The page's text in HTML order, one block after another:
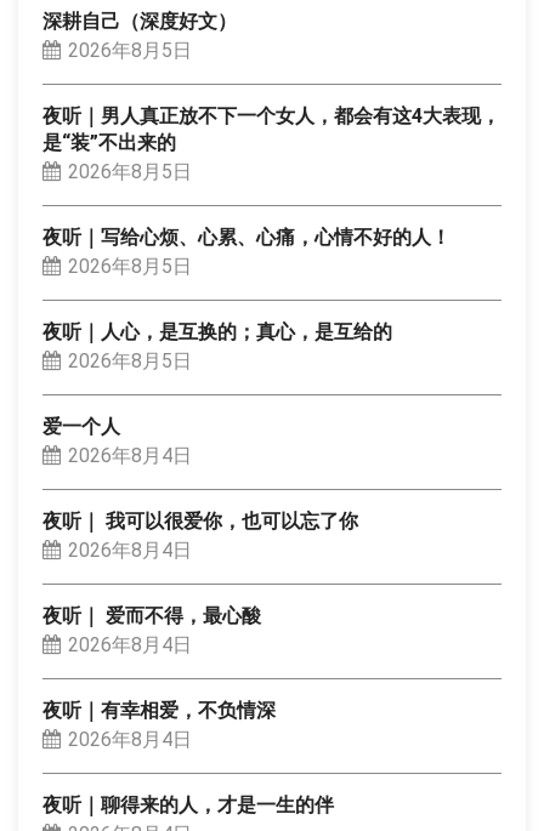
深耕自己（深度好文）
2026年8月5日
夜听｜男人真正放不下一个女人，都会有这4大表现，
是“装”不出来的
2026年8月5日
夜听｜写给心烦、心累、心痛，心情不好的人！
2026年8月5日
夜听｜人心，是互换的；真心，是互给的
2026年8月5日
爱一个人
2026年8月4日
夜听｜ 我可以很爱你，也可以忘了你
2026年8月4日
夜听｜ 爱而不得，最心酸
2026年8月4日
夜听｜有幸相爱，不负情深
2026年8月4日
夜听｜聊得来的人，才是一生的伴